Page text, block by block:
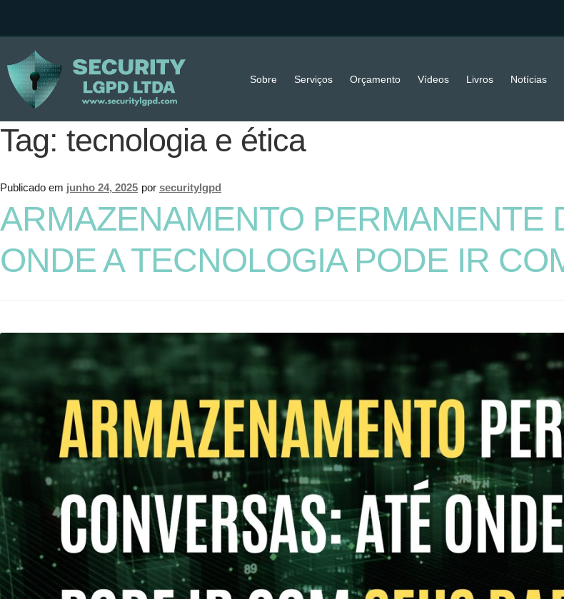
Sobre Serviços Orçamento Vídeos Livros Notícias
Tag: tecnologia e ética
Publicado em junho 24, 2025 por securitylgpd
ARMAZENAMENTO PERMANENTE
ONDE A TECNOLOGIA PODE IR